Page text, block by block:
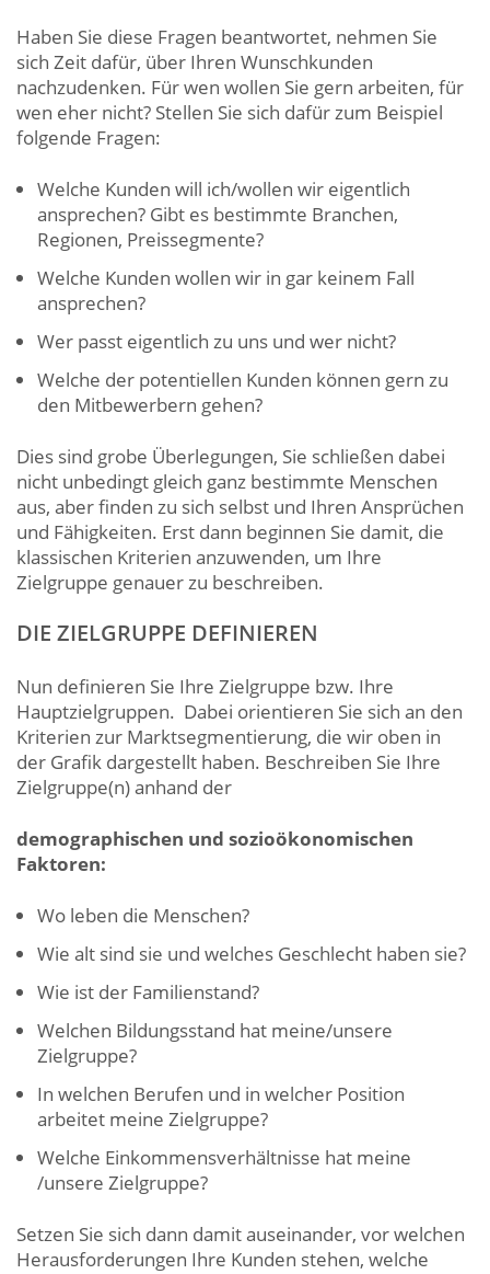
Haben Sie diese Fragen beantwortet, nehmen Sie
sich Zeit dafür, über Ihren Wunschkunden
nachzudenken. Für wen wollen Sie gern arbeiten, für
wen eher nicht? Stellen Sie sich dafür zum Beispiel
folgende Fragen:
Welche Kunden will ich/wollen wir eigentlich
ansprechen? Gibt es bestimmte Branchen,
Regionen, Preissegmente?
Welche Kunden wollen wir in gar keinem Fall
ansprechen?
Wer passt eigentlich zu uns und wer nicht?
Welche der potentiellen Kunden können gern zu
den Mitbewerbern gehen?
Dies sind grobe Überlegungen, Sie schließen dabei
nicht unbedingt gleich ganz bestimmte Menschen
aus, aber finden zu sich selbst und Ihren Ansprüchen
und Fähigkeiten. Erst dann beginnen Sie damit, die
klassischen Kriterien anzuwenden, um Ihre
Zielgruppe genauer zu beschreiben.
DIE ZIELGRUPPE DEFINIEREN
Nun definieren Sie Ihre Zielgruppe bzw. Ihre
Hauptzielgruppen. Dabei orientieren Sie sich an den
Kriterien zur Marktsegmentierung, die wir oben in
der Grafik dargestellt haben. Beschreiben Sie Ihre
Zielgruppe(n) anhand der
demographischen und sozioökonomischen
Faktoren:
Wo leben die Menschen?
Wie alt sind sie und welches Geschlecht haben sie?
Wie ist der Familienstand?
Welchen Bildungsstand hat meine/unsere
Zielgruppe?
In welchen Berufen und in welcher Position
arbeitet meine Zielgruppe?
Welche Einkommensverhältnisse hat meine
/unsere Zielgruppe?
Setzen Sie sich dann damit auseinander, vor welchen
Herausforderungen Ihre Kunden stehen, welche